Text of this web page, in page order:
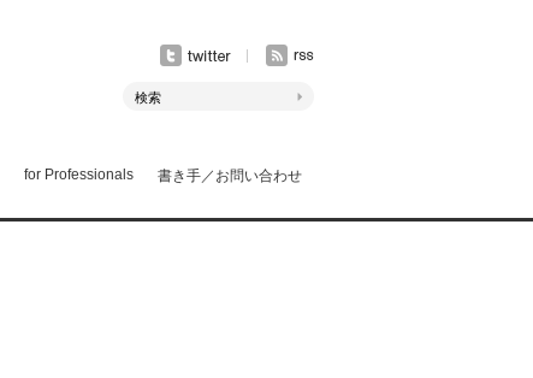
for Professionals 書き手／お問い合わせ